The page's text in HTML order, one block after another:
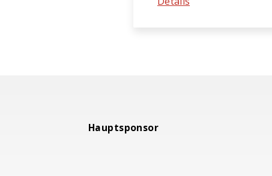
Hauptsponsor